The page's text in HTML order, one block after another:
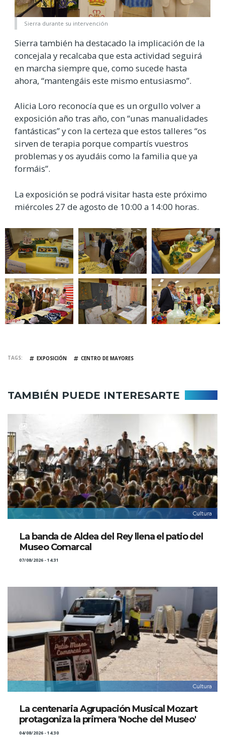
Sierra durante su intervención
Sierra también ha destacado la implicación de la
concejala y recalcaba que esta actividad seguirá
en marcha siempre que, como sucede hasta
ahora, “mantengáis este mismo entusiasmo”.
Alicia Loro reconocía que es un orgullo volver a
exposición año tras año, con “unas manualidades
fantásticas” y con la certeza que estos talleres “os
sirven de terapia porque compartís vuestros
problemas y os ayudáis como la familia que ya
formáis”.
La exposición se podrá visitar hasta este próximo
miércoles 27 de agosto de 10:00 a 14:00 horas.
TAGS EXPOSICIÓN CENTRO DE MAYORES
TAMBIÉN PUEDE INTERESARTE
Cultura
La banda de Aldea del Rey llena el patio del
Museo Comarcal
07/08/2026 - 14:31
Cultura
La centenaria Agrupación Musical Mozart
protagoniza la primera 'Noche del Museo'
04/08/2026 - 14:30